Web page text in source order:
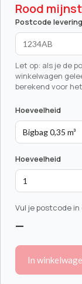
Rood
Postcode
Let op: als je de
winkelwagen
berekend voor
Hoeveelheid
Hoeveelheid
Vul je postcode
—
In